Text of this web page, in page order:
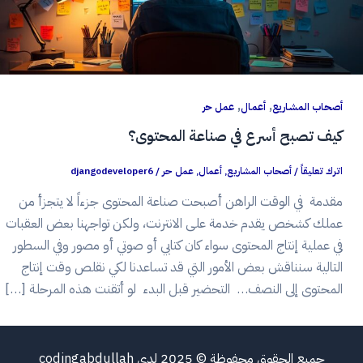
أصحاب المشاريع, أعمال, عمل حر
كيف تصبح أسرع في صناعة المحتوى؟
اترك تعليقاً/أصحاب المشاريع, أعمال, عمل حر /
djangodeveloper6
مقدمة في الوقت الراهن أصبحت صناعة المحتوى جزءاً لا يتجزأ من
عملك كشخص يقدم خدمة على الانترنت، ولكن تواجهنا بعض العقبات
في عملية إنتاج المحتوى سواء كان كتابي أو صوتي أو مصور وفي السطور
التالية سنناقش بعض الأمور التي قد تساعدنا لكي نقلص وقت إنتاج
المحتوى إلى النصف… التحضير قبل البدء لو أتقنت هذه المرحلة […]
جميع الحقوق محفوظة © 2025 لدى codingabdullah